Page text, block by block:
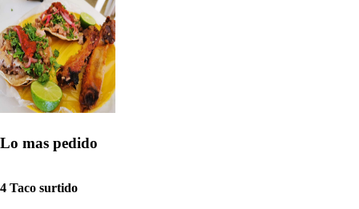
Lo mas pedido
4 Taco surtido